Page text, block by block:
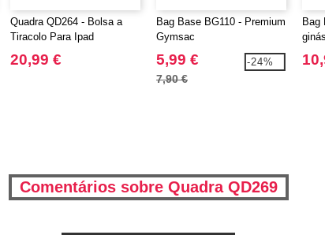
Quadra QD264 - Bolsa a
Tiracolo Para Ipad
Executive
20,99 €
Bag Base BG110 - Premium
Gymsac
5,99 €
7,90 €
-24%
Bag
Comentários sobre Quadra QD269